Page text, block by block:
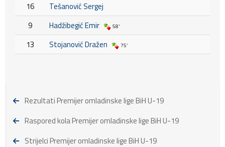
16
Tešanović Sergej
9
Hadžibegić Emir 58'
13 Stojanović Dražen 75'
Rezultati Premijer omladinske lige BiH U-19
Raspored kola Premijer omladinske lige BiH U-19
Strijelci Premijer omladinske lige BiH U-19